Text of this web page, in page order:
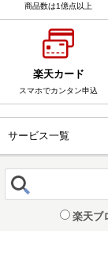
商品数は1億点以上
楽天カード
スマホでカンタン申込
サービス一覧
楽天ブ